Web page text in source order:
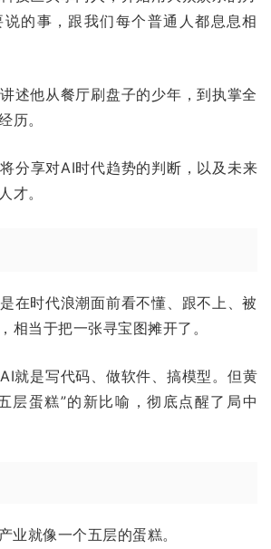
的事，跟我们每个普通人都息息相
述他从餐厅刷盘子的少年，到执掌全
历。
分享对AI时代趋势的判断，以及未来
才。
在时代浪潮面前看不懂、跟不上、被
相当于把一张寻宝图摊开了。
就是写代码、做软件、搞模型。但黄
层蛋糕”的新比喻，彻底点醒了局中
业就像一个五层的蛋糕。